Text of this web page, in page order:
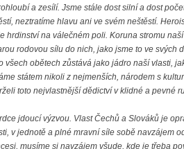
a zesílí. Jsme stále dost silní a dost
neztratíme hlavu ani ve svém neštěstí.
na válečném poli. Koruna stromu
rodovou sílu do nich, jako jsme to ve svých
obětech zůstává jako jádro naší vlasti,
státem nikoli z nejmenších, národem s
toto nejvlastnější dědictví v klidné a pevné
jdoucí výzvou. Vlast Čechů a Slováků je
v jednotě a plné mravní síle sobě navzájem
musíme si navzájem všude, kde je třeba